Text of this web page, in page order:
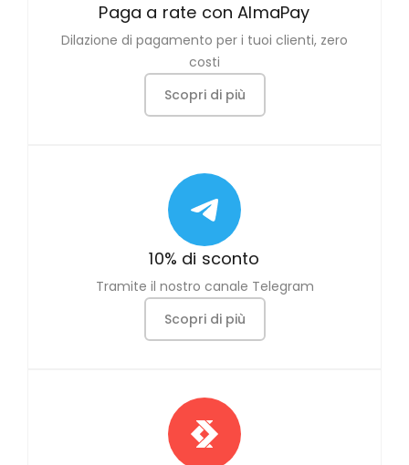
Paga a rate con AlmaPay
Dilazione di pagamento per i tuoi clienti, zero
costi
Scopri di più
10% di sconto
Tramite il nostro canale Telegram
Scopri di più